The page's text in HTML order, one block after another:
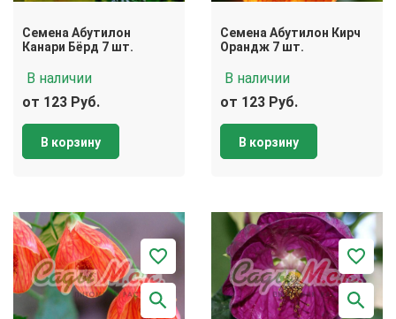
Семена Абутилон
Канари Бёрд 7 шт.
В наличии
от 123 Руб.
В корзину
Семена Абутилон Кирч
Орандж 7 шт.
В наличии
от 123 Руб.
В корзину